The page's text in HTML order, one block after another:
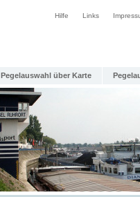
Hilfe Links
Pegelauswahl über Karte